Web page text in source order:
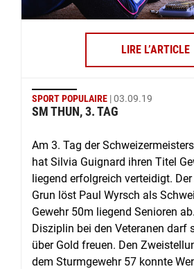
LIRE L’ARTICLE
SPORT POPULAIRE | 03.09.19
SM THUN, 3. TAG
Am 3. Tag der
hat Silvia Guignard ihren Titel
liegend erfolgreich verteidigt.
Grun löst Paul Wyrsch als
Gewehr 50m liegend Senioren
Disziplin bei den Veteranen darf
über Gold freuen. Den
dem Sturmgewehr 57 konnte